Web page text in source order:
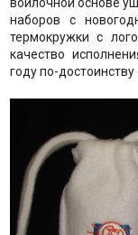
наборов с
термокружки с
качество
году по-